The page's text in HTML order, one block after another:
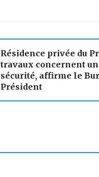
Résidence privée du
travaux concernent
sécurité, affirme le
Président